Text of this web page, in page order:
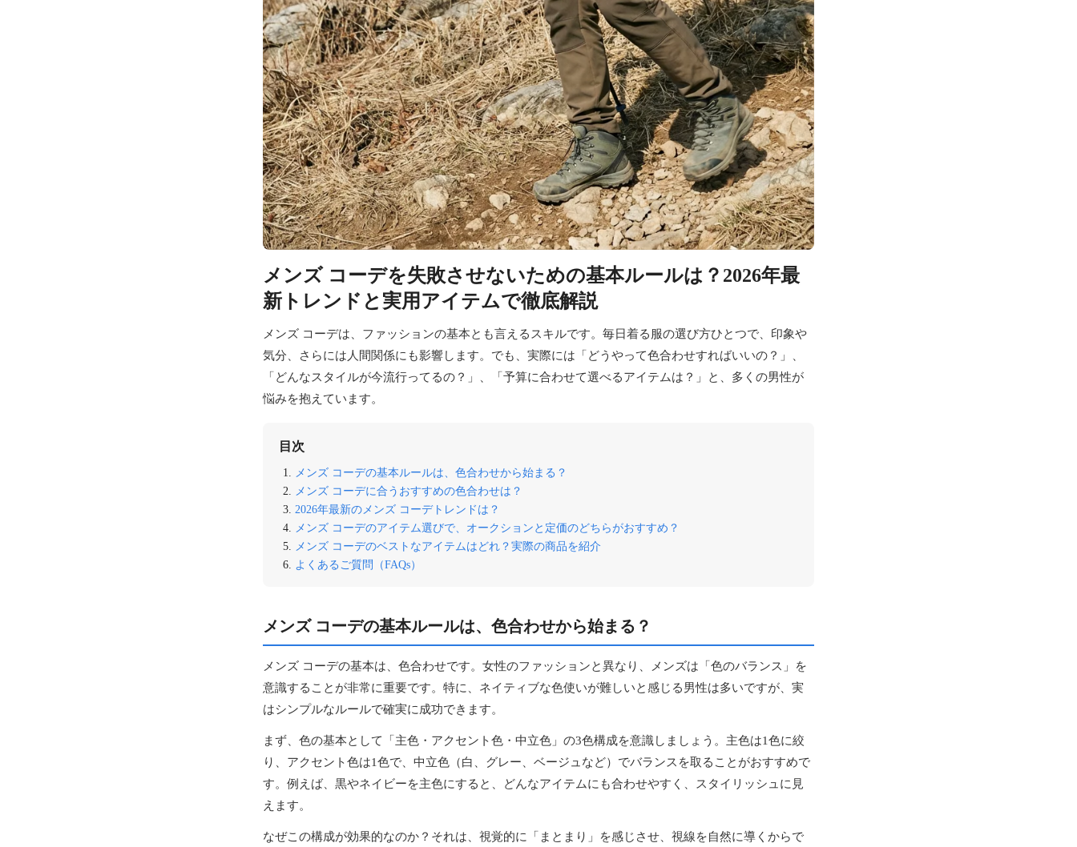
メンズ コーデを失敗させないための基本ルールは？2026年最
新トレンドと実用アイテムで徹底解説
メンズ コーデは、ファッションの基本とも言えるスキルです。毎日着る服の選び方ひとつで、印象や
気分、さらには人間関係にも影響します。でも、実際には「どうやって色合わせすればいいの？」、
「どんなスタイルが今流行ってるの？」、「予算に合わせて選べるアイテムは？」と、多くの男性が
悩みを抱えています。
目次
メンズ コーデの基本ルールは、色合わせから始まる？
メンズ コーデに合うおすすめの色合わせは？
2026年最新のメンズ コーデトレンドは？
メンズ コーデのアイテム選びで、オークションと定価のどちらがおすすめ？
メンズ コーデのベストなアイテムはどれ？実際の商品を紹介
よくあるご質問（FAQs）
メンズ コーデの基本ルールは、色合わせから始まる？
メンズ コーデの基本は、色合わせです。女性のファッションと異なり、メンズは「色のバランス」を
意識することが非常に重要です。特に、ネイティブな色使いが難しいと感じる男性は多いですが、実
はシンプルなルールで確実に成功できます。
まず、色の基本として「主色・アクセント色・中立色」の3色構成を意識しましょう。主色は1色に絞
り、アクセント色は1色で、中立色（白、グレー、ベージュなど）でバランスを取ることがおすすめで
す。例えば、黒やネイビーを主色にすると、どんなアイテムにも合わせやすく、スタイリッシュに見
えます。
なぜこの構成が効果的なのか？それは、視覚的に「まとまり」を感じさせ、視線を自然に導くからで